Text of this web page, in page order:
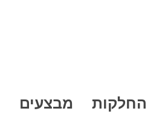
מבצעים החלקות